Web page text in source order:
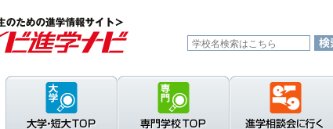
資料請求カゴを見る
新規登録